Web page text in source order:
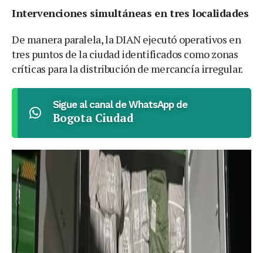
Intervenciones simultáneas en tres localidades
De manera paralela, la DIAN ejecutó operativos en
tres puntos de la ciudad identificados como zonas
críticas para la distribución de mercancía irregular.
Sigue al canal de WhatsApp de
Bogota Ciudad